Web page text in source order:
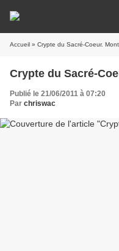
Accueil » Crypte du Sacré-Coeur.
Crypte du Sacré-
Publié le 21/06/2011 à 07:20
Par chriswac